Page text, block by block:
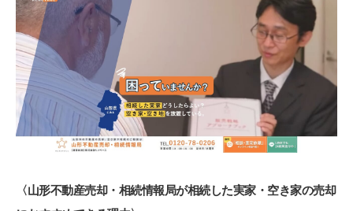
〈山形不動産売却・相続情報局が相続した実家・空き家の売却